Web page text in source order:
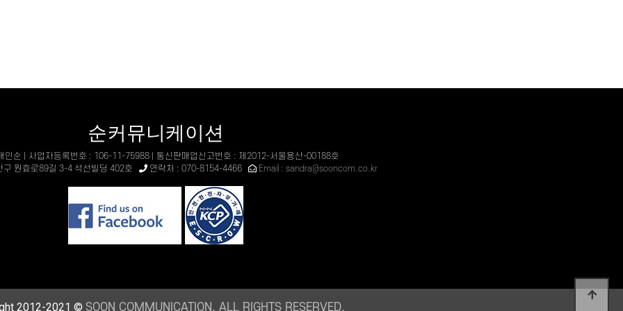
순커뮤니케이션
인순 | 사업자등록번호 : 106-11-75988 | 통신판매업신고번호 : 제2012-서울용산-00188호
구 원효로89길 3-4 석선빌딩 402호
연락처 : 070-8154-4466 Email : sandra@sooncom.co.kr
2012-2021 © SOON COMMUNICATION. ALL RIGHTS RESERVED.